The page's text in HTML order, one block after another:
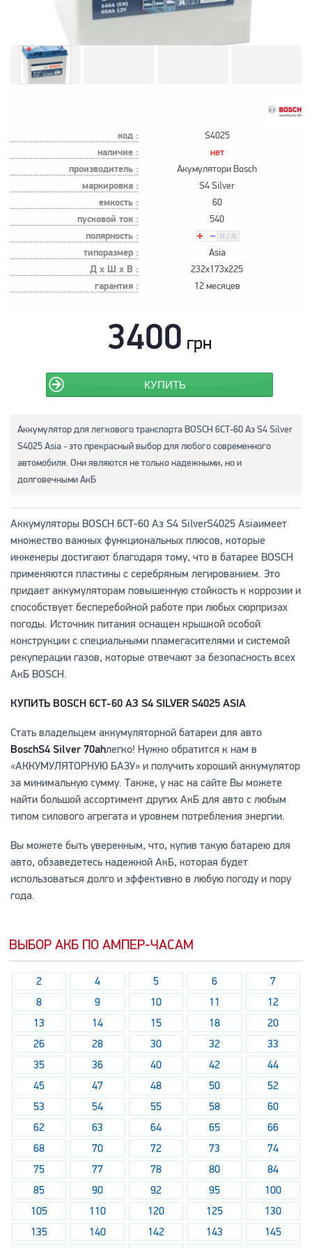
код : S4025
наличие : нет
производитель : Акумулятори Bosch
маркировка : S4 Silver
емкость : 60
пусковой ток : 540
полярность :
типоразмер :
Asia
Д х Ш х В : 232x173x225
гарантия : 12 месяцев
3400 грн
КУПИТЬ
Аккумулятор для легкового транспорта BOSCH 6СТ-60 Аз S4 Silver
S4025 Asia - это прекрасный выбор для любого современного
автомобиля. Они являются не только надежными, но и
долговечными АкБ
Аккумуляторы BOSCH 6СТ-60 Аз S4 SilverS4025 Asiaимеет
множество важных функциональных плюсов, которые
инженеры достигают благодаря тому, что в батарее BOSCH
применяются пластины с серебряным легированием. Это
придает аккумуляторам повышенную стойкость к коррозии и
способствует бесперебойной работе при любых сюрпризах
погоды. Источник питания оснащен крышкой особой
конструкции с специальными пламегасителями и системой
рекуперации газов, которые отвечают за безопасность всех
АкБ BOSCH.
КУПИТЬBOSCH 6СТ-60 АЗ S4 SILVER S4025 ASIA
Стать владельцем аккумуляторной батареи для авто
BoschS4 Silver 70ahлегко! Нужно обратится к нам в
«АККУМУЛЯТОРНУЮ БАЗУ» и получить хороший аккумулятор
за минимальную сумму. Также, у нас на сайте Вы можете
найти большой ассортимент других АкБ для авто с любым
типом силового агрегата и уровнем потребления энергии.
Вы можете быть уверенным, что, купив такую батарею для
авто, обзаведетесь надежной АкБ, которая будет
использоваться долго и эффективно в любую погоду и пору
года.
ВЫБОР АКБ ПО АМПЕР-ЧАСАМ
2 4 5 6
7
8
9 10 11
12
13
14 15 18
20
26
28 30 32
33
35
36 40 42
44
45
47 48 50
52
53
54 55 58
60
62
63 64 65
66
68
70 72 73
74
75
77 78 80
84
85
90 92 95
100
105
110 120 125
130
135
140 142 143
145